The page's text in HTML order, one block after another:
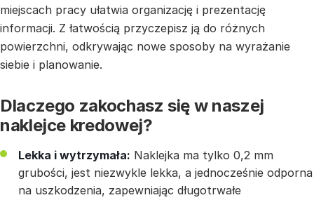
miejscach pracy ułatwia organizację i prezentację
informacji. Z łatwością przyczepisz ją do różnych
powierzchni, odkrywając nowe sposoby na wyrażanie
siebie i planowanie.
Dlaczego zakochasz się w naszej
naklejce kredowej?
Lekka i wytrzymała: Naklejka ma tylko 0,2 mm
grubości, jest niezwykle lekka, a jednocześnie odporna
na uszkodzenia, zapewniając długotrwałe